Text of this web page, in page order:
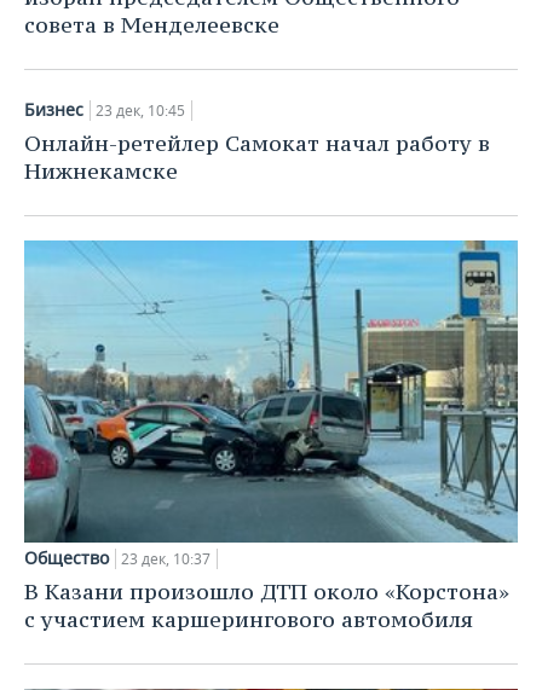
совета в Менделеевске
Бизнес 23 дек, 10:45
Онлайн-ретейлер Самокат начал работу в
Нижнекамске
Общество 23 дек, 10:37
В Казани произошло ДТП около «Корстона»
с участием каршерингового автомобиля